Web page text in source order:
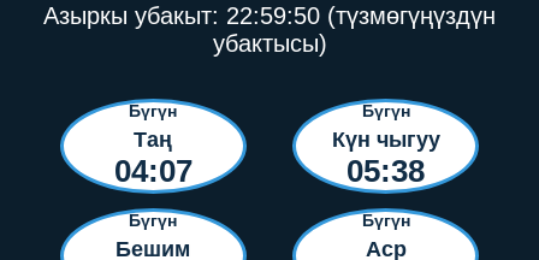
Азыркы убакыт: 22:59:50 (түзмөгүңүздүн
убактысы)
Бүгүн
Таң
04:07
Бүгүн
Күн чыгуу
05:38
Бүгүн
Бешим
Бүгүн
Аср